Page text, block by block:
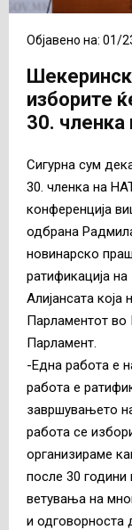
Објавено на: 01/
изборите
30.
Сигурна сум
30. членка на
конференција
одбрана
новинарско
ратификација
Алијансата
Парламентот во
Парламент.
-Една работа е
работа е
завршувањето
работа се
организираме
после 30
ветувања на
и одговорноста